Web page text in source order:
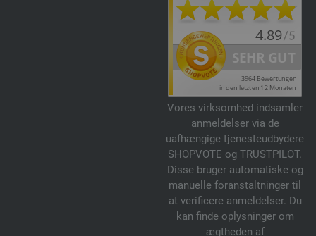
Vores virksomhed indsamler
anmeldelser via de
uafhængige tjenesteudbydere
SHOPVOTE og TRUSTPILOT.
Disse bruger automatiske og
manuelle foranstaltninger til
at verificere anmeldelser. Du
kan finde oplysninger om
ægtheden af